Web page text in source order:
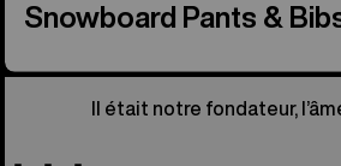
Snowboard Pants &
Il était notre fondateur,